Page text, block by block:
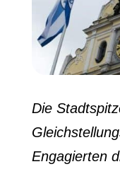
Die
Engagierten